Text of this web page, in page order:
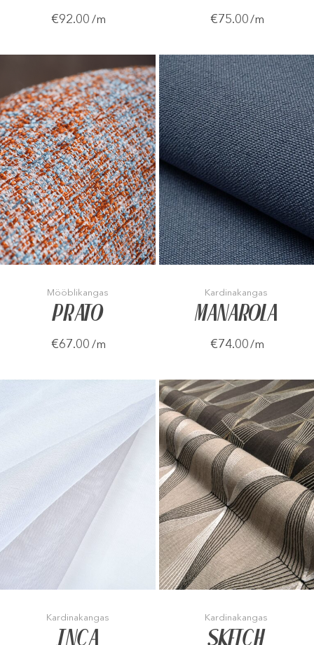
€92.00 /m €75.00/m
Mööblikangas
PRATO
€67.00 /m
Kardinakangas
MANAROLA
€74.00/m
Kardinakangas
INCA
Kardinakangas
SKETCH